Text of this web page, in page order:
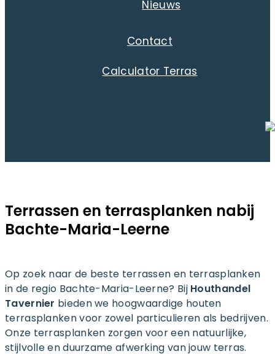
Nieuws
Contact
Calculator Terras
Terrassen en terrasplanken nabij
Bachte-Maria-Leerne
Op zoek naar de beste terrassen en terrasplanken
in de regio Bachte-Maria-Leerne? Bij Houthandel
Tavernier bieden we hoogwaardige houten
terrasplanken voor zowel particulieren als bedrijven.
Onze terrasplanken zorgen voor een natuurlijke,
stijlvolle en duurzame afwerking van jouw terras.